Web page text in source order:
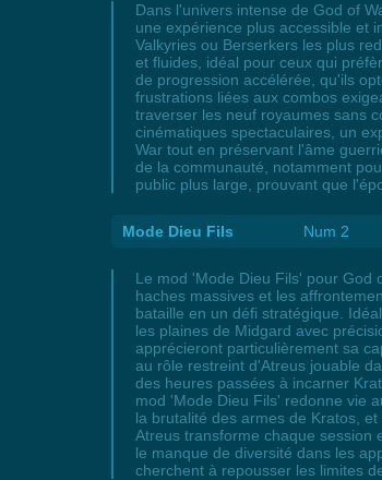
Dans l'univers intense de God of
une expérience plus accessible et
Valkyries ou Berserkers les plus
et fluides, idéal pour ceux qui
de progression accélérée, qu'ils
frustrations liées aux combos
traverser les neuf royaumes sans
cinématiques spectaculaires, un
War tout en préservant l'âme
de la communauté, notamment
public plus large, prouvant que
Mode Dieu Fils Num 2
Le mod 'Mode Dieu Fils' pour God
haches massives et les
bataille en un défi stratégique.
les plaines de Midgard avec
apprécieront particulièrement sa
au rôle restreint d'Atreus jouable
des heures passées à incarner
mod 'Mode Dieu Fils' redonne vie
la brutalité des armes de Kratos,
Atreus transforme chaque session
le manque de diversité dans les
cherchent à repousser les limites